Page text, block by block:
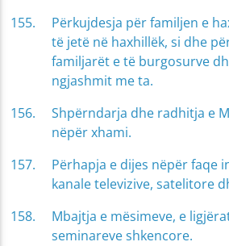
Përkujdesja për familjen e
të jetë në haxhillëk, si dhe
familjarët e të burgosurve
ngjashmit me ta.
Shpërndarja dhe radhitja e
nëpër xhami.
Përhapja e dijes nëpër faqe
kanale televizive, satelitore
Mbajtja e mësimeve, e
seminareve shkencore.